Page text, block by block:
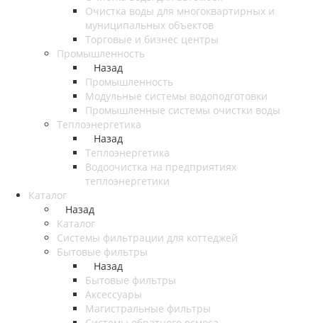
Очистка воды для многоквартирных и
муниципальных объектов
Торговые и бизнес центры
Промышленность
Назад
Промышленность
Модульные системы водоподготовки
Промышленные системы очистки воды
Теплоэнергетика
Назад
Теплоэнергетика
Водоочистка на предприятиях
теплоэнергетики
Каталог
Назад
Каталог
Системы фильтрации для коттеджей
Бытовые фильтры
Назад
Бытовые фильтры
Аксессуары
Магистральные фильтры